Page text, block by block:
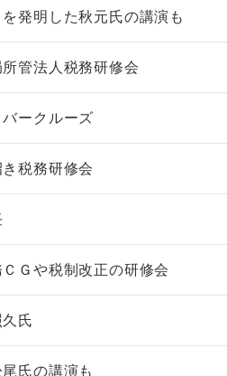
発明した秋元氏の講演も
管法人税務研修会
ークルーズ
税務研修会
Ｇや税制改正の研修会
氏
氏の講演も